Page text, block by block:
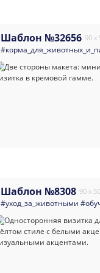
Шаблон №32656 90 x
Шаблон №8308 90 x 50
#уход_за_животными